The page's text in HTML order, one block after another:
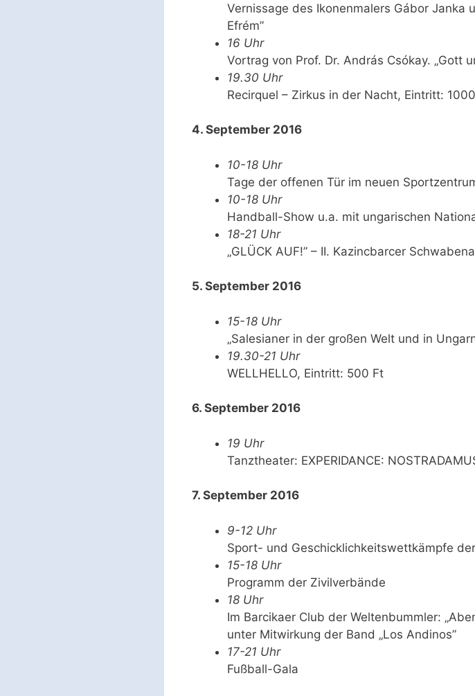
Vernissage des Ikonenmalers Gábor Janka
Efrém”
16 Uhr
Vortrag von Prof. Dr. András Csókay. „Gott
19.30 Uhr
Recirquel – Zirkus in der Nacht, Eintritt:
4. September 2016
10-18 Uhr
Tage der offenen Tür im neuen
10-18 Uhr
Handball-Show u.a. mit ungarischen
18-21 Uhr
„GLÜCK AUF!” – II. Kazincbarcer
5. September 2016
15-18 Uhr
„Salesianer in der großen Welt und in
19.30-21 Uhr
WELLHELLO, Eintritt: 500 Ft
6. September 2016
19 Uhr
Tanztheater: EXPERIDANCE:
7. September 2016
9-12 Uhr
Sport- und Geschicklichkeitswettkämpfe
15-18 Uhr
Programm der Zivilverbände
18 Uhr
Im Barcikaer Club der Weltenbummler:
unter Mitwirkung der Band „Los Andinos”
17-21 Uhr
Fußball-Gala